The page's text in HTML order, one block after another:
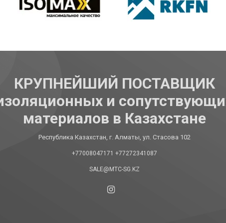
КРУПНЕЙШИЙ ПОСТАВЩИК
и
материалов в Казахстане
Республика Казахстан, г. Алматы, ул. Стасова 102
+77008047171 +77272341087
SALE@MTC-SG.KZ